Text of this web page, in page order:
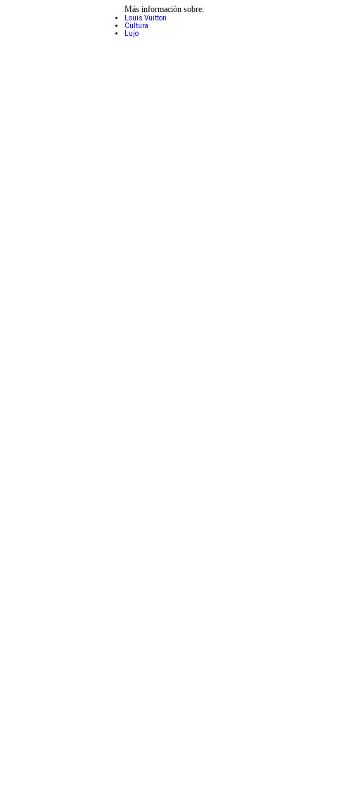
Más información sobre:
Louis Vuitton
Cultura
Lujo